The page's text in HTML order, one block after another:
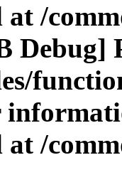
at /
Debug]
at /